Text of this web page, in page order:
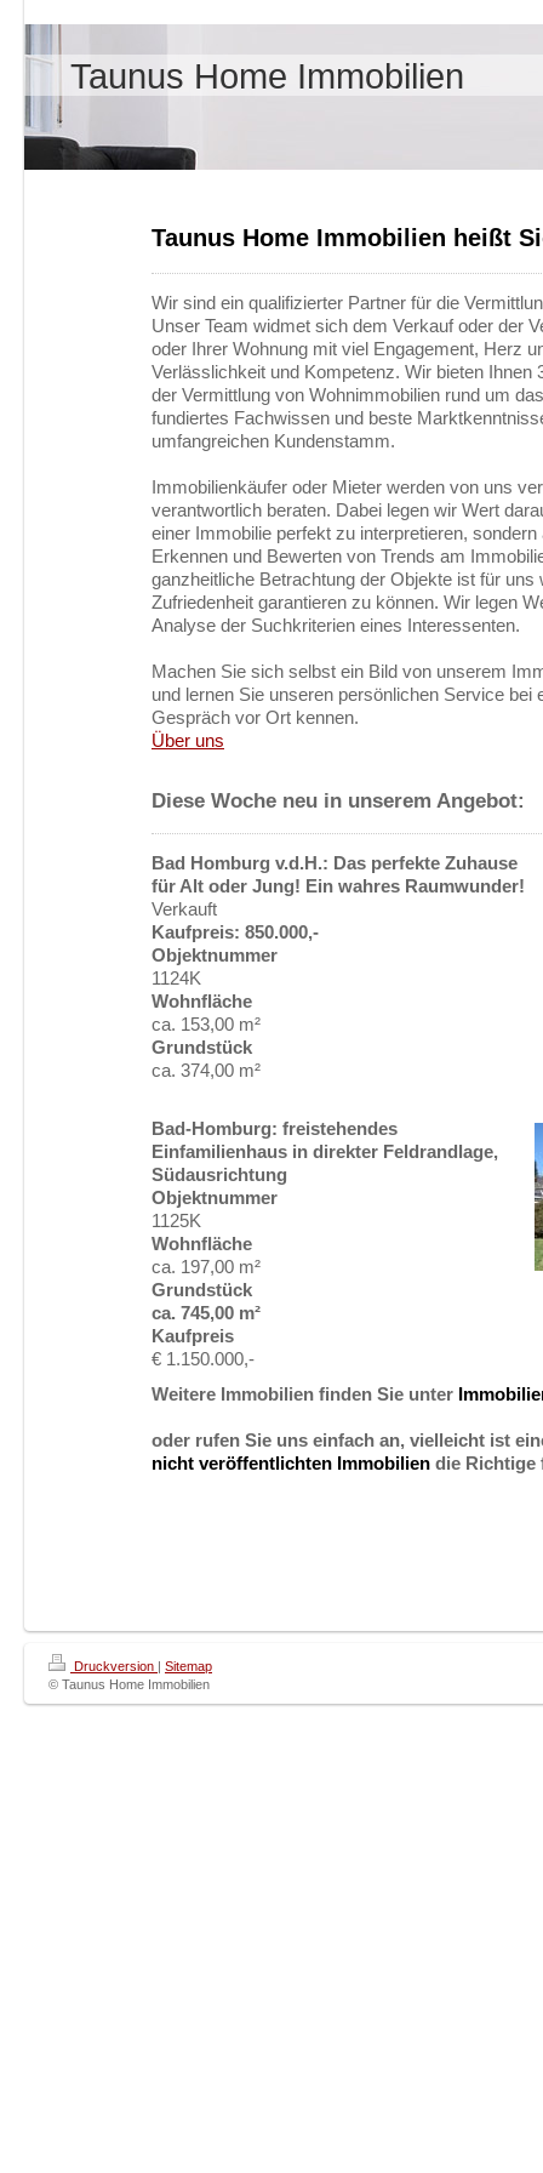
Taunus Home Immobilien
Taunus Home Immobilien heißt
Wir sind ein qualifizierter Partner für die
Unser Team widmet sich dem Verkauf oder der
oder Ihrer Wohnung mit viel Engagement, Herz
Verlässlichkeit und Kompetenz. Wir bieten Ihnen
der Vermittlung von Wohnimmobilien rund um
fundiertes Fachwissen und beste
umfangreichen Kundenstamm.
Immobilienkäufer oder Mieter werden von uns
verantwortlich beraten. Dabei legen wir Wert
einer Immobilie perfekt zu interpretieren,
Erkennen und Bewerten von Trends am
ganzheitliche Betrachtung der Objekte ist für uns
Zufriedenheit garantieren zu können. Wir legen
Analyse der Suchkriterien eines Interessenten.
Machen Sie sich selbst ein Bild von unserem
und lernen Sie unseren persönlichen Service bei
Gespräch vor Ort kennen.
Über uns
Diese Woche neu in unserem Angebot:
Bad Homburg v.d.H.: Das perfekte Zuhause
für Alt oder Jung! Ein wahres Raumwunder!
Verkauft
Kaufpreis: 850.000,-
Objektnummer
1124K
Wohnfläche
ca. 153,00 m²
Grundstück
ca. 374,00 m²
Bad-Homburg: freistehendes
Einfamilienhaus in direkter Feldrandlage,
Südausrichtung
Objektnummer
1125K
Wohnfläche
ca. 197,00 m²
Grundstück
ca. 745,00 m²
Kaufpreis
€ 1.150.000,-
Weitere Immobilien finden Sie unter
oder rufen Sie uns einfach an, vielleicht ist
nicht veröffentlichten Immobilien die
Druckversion | Sitemap
© Taunus Home Immobilien